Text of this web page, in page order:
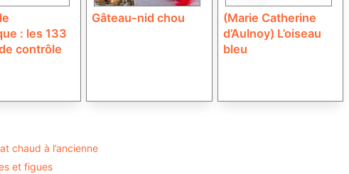
: les 133
contrôle
Gâteau-nid chou
(Marie Catherine
d’Aulnoy) L’oiseau
bleu
chaud à l’ancienne
et figues